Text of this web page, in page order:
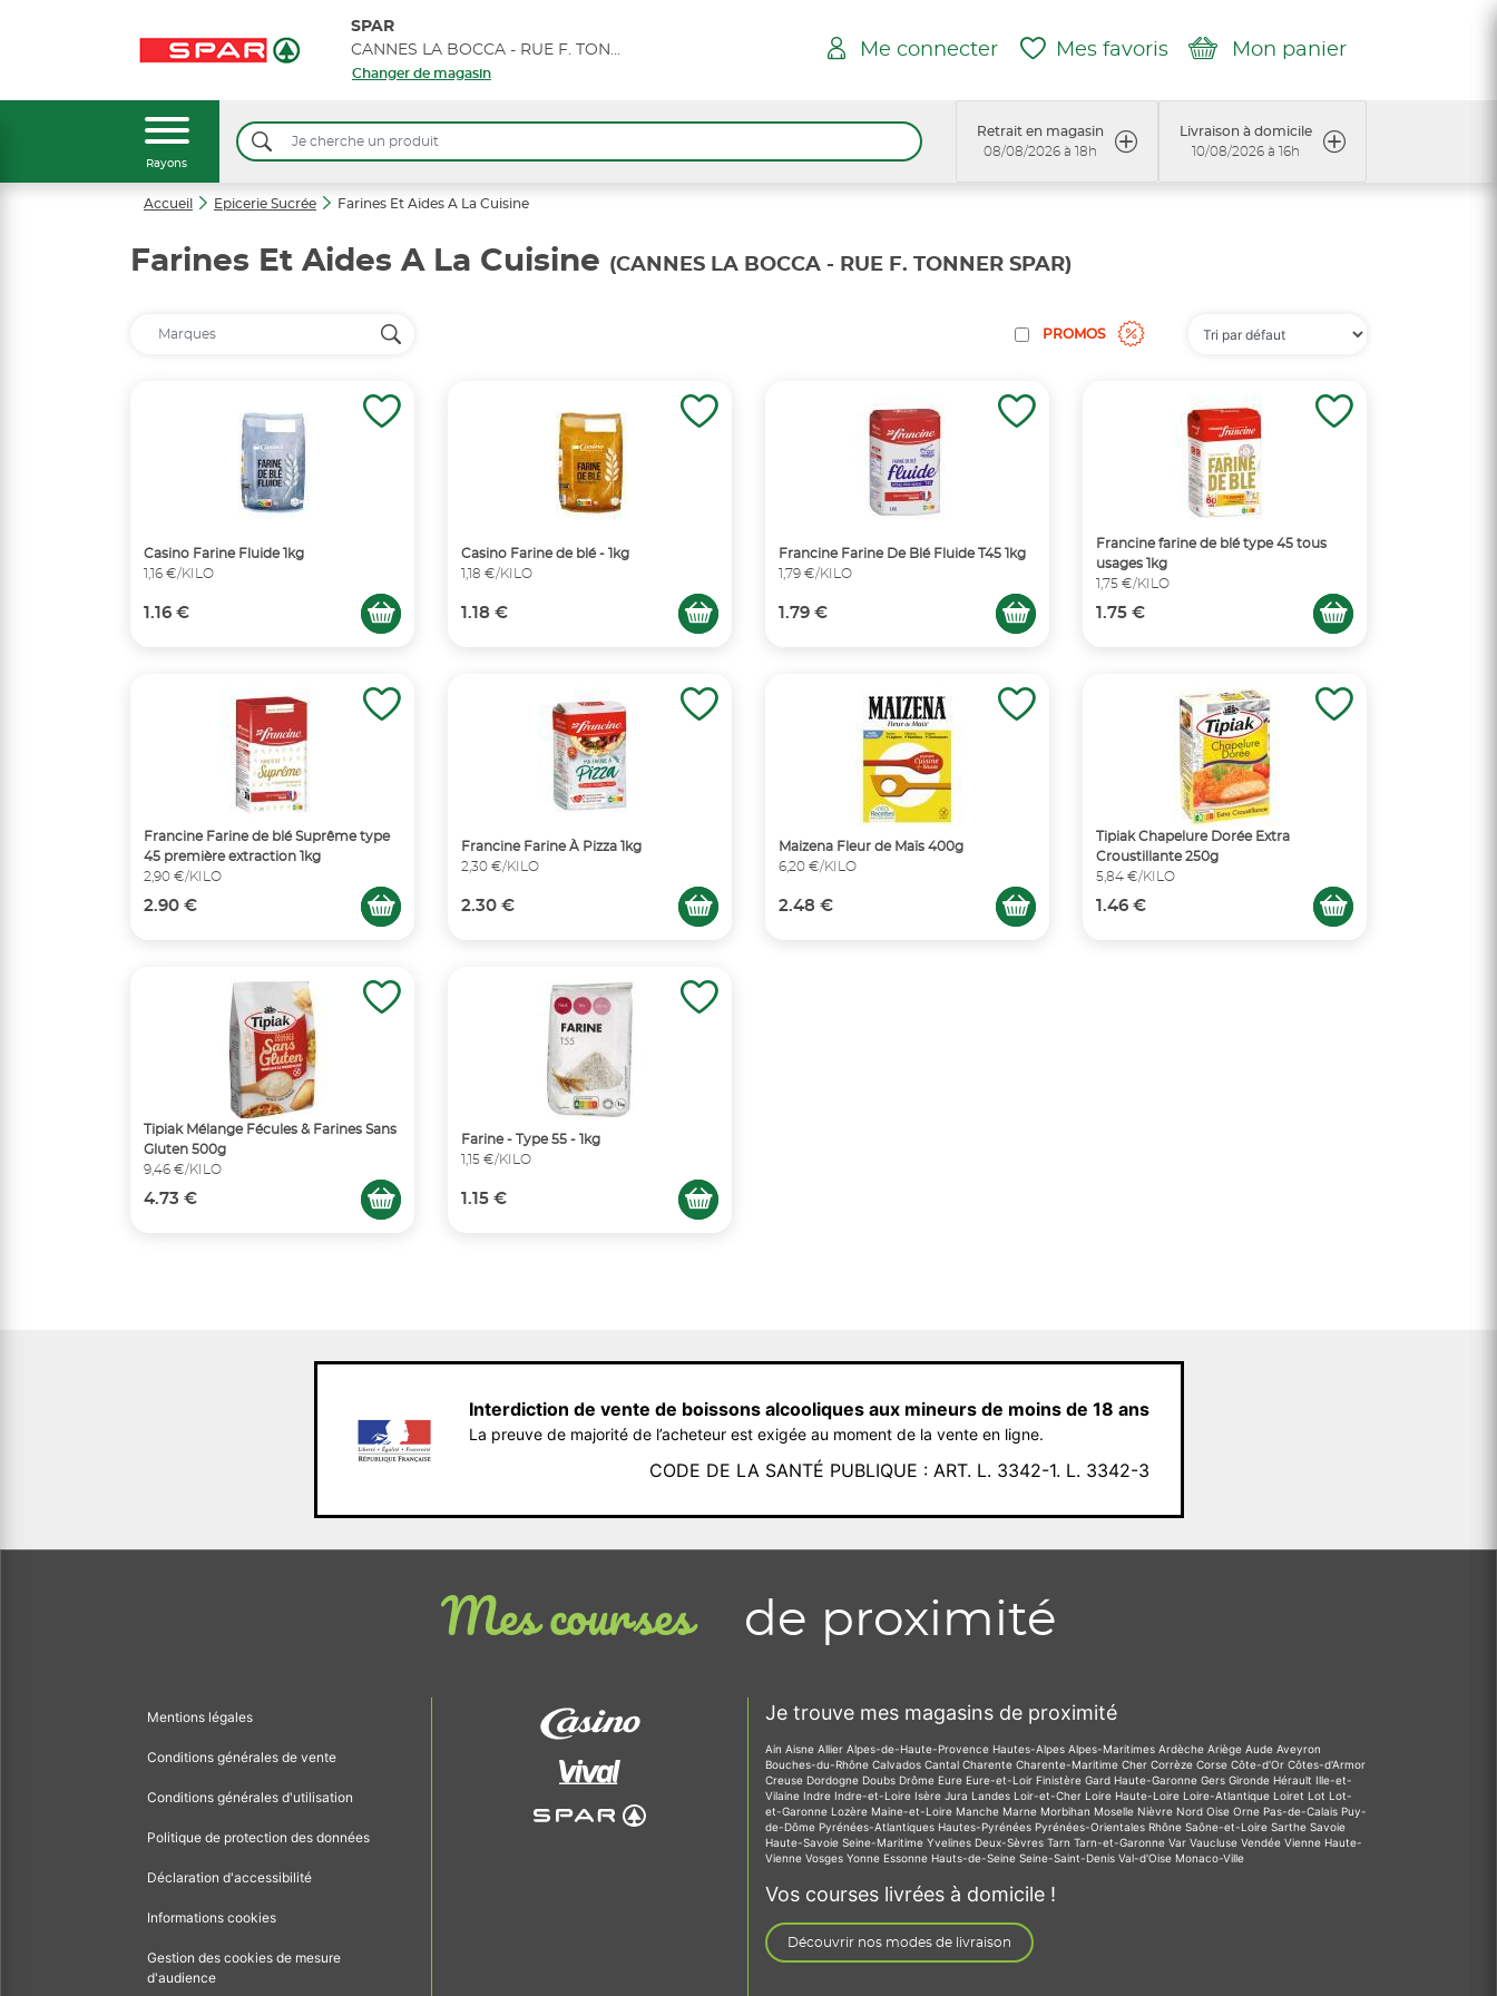
SPAR
CANNES LA BOCCA - RUE F. TONNER SPAR
Changer de magasin
Me connecter Mes favoris Mon panier
Rayons
Retrait en magasin
08/08/2026 à 18h
Livraison à domicile
10/08/2026 à 16h
Accueil Epicerie Sucrée Farines Et Aides A La Cuisine
Farines Et Aides A La Cuisine (CANNES LA BOCCA - RUE F. TONNER SPAR)
PROMOS
Casino Farine Fluide 1kg
1,16 €/KILO
1.16 €
Casino Farine de blé - 1kg
1,18 €/KILO
1.18 €
Francine Farine De Blé Fluide T45 1kg
1,79 €/KILO
1.79 €
Francine farine de blé type 45 tous
usages 1kg
1,75 €/KILO
1.75 €
Francine Farine de blé Suprême type
45 première extraction 1kg
2,90 €/KILO
2.90 €
Francine Farine À Pizza 1kg
2,30 €/KILO
2.30 €
Maizena Fleur de Maïs 400g
6,20 €/KILO
2.48 €
Tipiak Chapelure Dorée Extra
Croustillante 250g
5,84 €/KILO
1.46 €
Tipiak Mélange Fécules & Farines Sans
Gluten 500g
9,46 €/KILO
4.73 €
Farine - Type 55 - 1kg
1,15 €/KILO
1.15 €
Interdiction de vente de boissons alcooliques aux mineurs de moins de 18 ans
La preuve de majorité de l’acheteur est exigée au moment de la vente en ligne.
CODE DE LA SANTÉ PUBLIQUE : ART. L. 3342-1. L. 3342-3
Mes courses de proximité
Mentions légales
Conditions générales de vente
Conditions générales d'utilisation
Politique de protection des données
Déclaration d'accessibilité
Informations cookies
Gestion des cookies de mesure
d'audience
Je trouve mes magasins de proximité
Ain Aisne Allier Alpes-de-Haute-Provence Hautes-Alpes Alpes-Maritimes Ardèche Ariège Aude Aveyron
Bouches-du-Rhône Calvados Cantal Charente Charente-Maritime Cher Corrèze Corse Côte-d'Or Côtes-d'Armor
Creuse Dordogne Doubs Drôme Eure Eure-et-Loir Finistère Gard Haute-Garonne Gers Gironde Hérault Ille-et-
Vilaine Indre Indre-et-Loire Isère Jura Landes Loir-et-Cher Loire Haute-Loire Loire-Atlantique Loiret Lot Lot-
et-Garonne Lozère Maine-et-Loire Manche Marne Morbihan Moselle Nièvre Nord Oise Orne Pas-de-Calais Puy-
de-Dôme Pyrénées-Atlantiques Hautes-Pyrénées Pyrénées-Orientales Rhône Saône-et-Loire Sarthe Savoie
Haute-Savoie Seine-Maritime Yvelines Deux-Sèvres Tarn Tarn-et-Garonne Var Vaucluse Vendée Vienne Haute-
Vienne Vosges Yonne Essonne Hauts-de-Seine Seine-Saint-Denis Val-d'Oise Monaco-Ville
Vos courses livrées à domicile !
Découvrir nos modes de livraison